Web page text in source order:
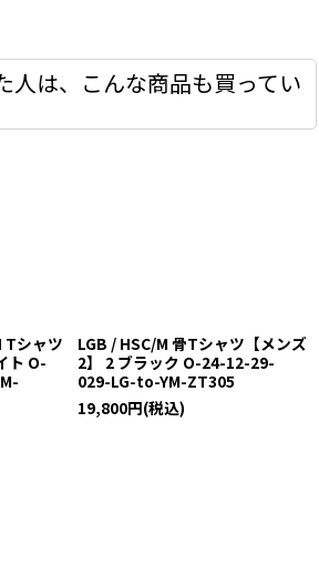
人は、こんな商品も買ってい
Tシャツ
ト O-
LGB / HSC/M 骨Tシャツ【メンズ
2】 2 ブラック O-24-12-29-
029-LG-to-YM-ZT305
19,800円(税込)